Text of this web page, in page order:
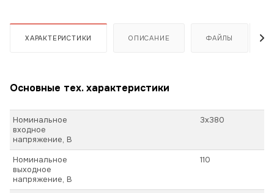
ХАРАКТЕРИСТИКИ ОПИСАНИЕ ФАЙЛЫ
Основные тех. характеристики
Номинальное
входное
напряжение, В
3х380
Номинальное
выходное
напряжение, В
110